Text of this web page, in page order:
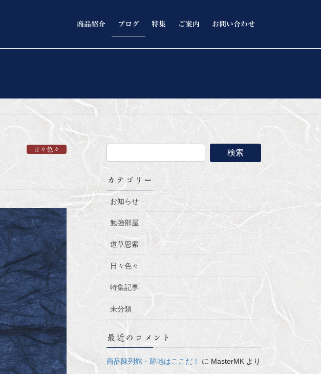
商品紹介 ブログ 特集 ご案内 お問い合わせ
日々色々
カテゴリー
お知らせ
勉強部屋
道草思索
日々色々
特集記事
未分類
最近のコメント
商品陳列館・跡地はここだ！ に MasterMK より